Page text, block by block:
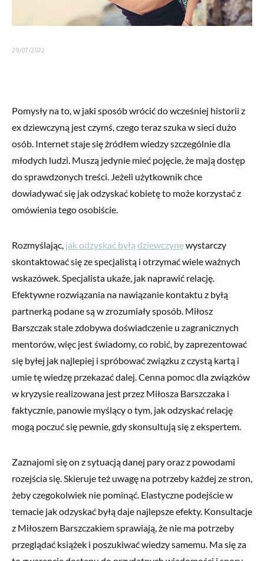
29/07/2022
Pomysły na to, w jaki sposób wrócić do wcześniej historii z
ex dziewczyną jest czymś, czego teraz szuka w sieci dużo
osób. Internet staje się źródłem wiedzy szczególnie dla
młodych ludzi. Muszą jedynie mieć pojęcie, że mają dostęp
do sprawdzonych treści. Jeżeli użytkownik chce
dowiadywać się jak odzyskać kobietę to może korzystać z
omówienia tego osobiście.
Rozmyślając, jak odzyskać byłą dziewczynęwystarczy
skontaktować się ze specjalistą i otrzymać wiele ważnych
wskazówek. Specjalista ukaże, jak naprawić relację.
Efektywne rozwiązania na nawiązanie kontaktu z byłą
partnerką podane są w zrozumiały sposób. Miłosz
Barszczak stale zdobywa doświadczenie u zagranicznych
mentorów, więc jest świadomy, co robić, by zaprezentować
się byłej jak najlepiej i spróbować związku z czystą kartą i
umie tę wiedzę przekazać dalej. Cenna pomoc dla związków
w kryzysie realizowana jest przez Miłosza Barszczaka i
faktycznie, panowie myślący o tym, jak odzyskać relację
mogą poczuć się pewnie, gdy skonsultują się z ekspertem.
Zaznajomi się on z sytuacją danej pary oraz z powodami
rozejścia się. Skieruje też uwagę na potrzeby każdej ze stron,
żeby czegokolwiek nie pominąć. Elastyczne podejście w
temacie jak odzyskać byłą daje najlepsze efekty. Konsultacje
z Miłoszem Barszczakiem sprawiają, że nie ma potrzeby
przeglądać książek i poszukiwać wiedzy samemu. Ma się za